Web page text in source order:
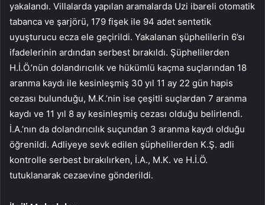
yakalandı. Villalarda yapılan aramalarda Uzi ibareli otomatik
tabanca ve şarjörü, 179 fişek ile 94 adet sentetik
uyuşturucu ecza ele geçirildi. Yakalanan şüphelilerin 6’sı
ifadelerinin ardından serbest bırakıldı. Şüphelilerden
H.İ.Ö.’nün dolandırıcılık ve hükümlü kaçma suçlarından 18
aranma kaydı ile kesinleşmiş 30 yıl 11 ay 22 gün hapis
cezası bulunduğu, M.K.’nin ise çeşitli suçlardan 7 aranma
kaydı ve 11 yıl 8 ay kesinleşmiş cezası olduğu belirlendi.
İ.A.’nın da dolandırıcılık suçundan 3 aranma kaydı olduğu
öğrenildi. Adliyeye sevk edilen şüphelilerden K.Ş. adli
kontrolle serbest bırakılırken, İ.A., M.K. ve H.İ.Ö.
tutuklanarak cezaevine gönderildi.